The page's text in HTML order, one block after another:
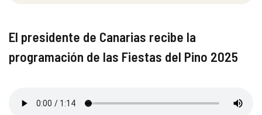
El presidente de Canarias recibe la
programación de las Fiestas del Pino 2025